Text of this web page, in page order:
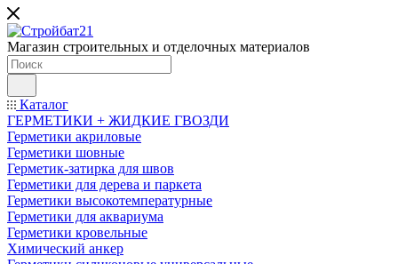
Магазин строительных и отделочных материалов
Каталог
ГЕРМЕТИКИ + ЖИДКИЕ ГВОЗДИ
Герметики акриловые
Герметики шовные
Герметик-затирка для швов
Герметики для дерева и паркета
Герметики высокотемпературные
Герметики для аквариума
Герметики кровельные
Химический анкер